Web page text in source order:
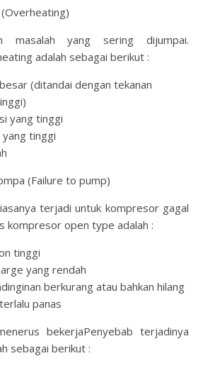
masalah yang sering dijumpai.
adalah sebagai berikut :
(ditandai dengan tekanan
yang tinggi
yang tinggi
(Failure to pump)
terjadi untuk kompresor gagal
kompresor open type adalah :
tinggi
yang rendah
berkurang atau bahkan hilang
panas
bekerjaPenyebab terjadinya
sebagai berikut :